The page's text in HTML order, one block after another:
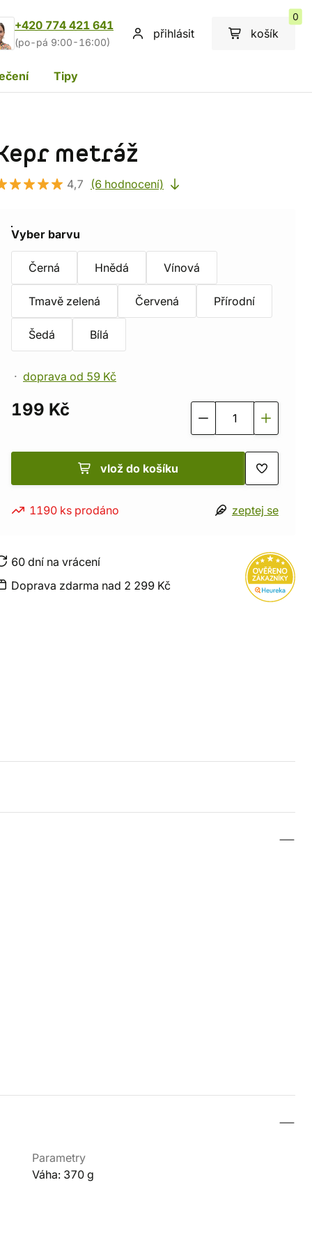
+420 774 421 641
(po-pá 9:00-16:00)
přihlásit košík
0
Tipy
metráž
4,7 (6 hodnocení)
Vyber barvu
Černá Hnědá Vínová
Tmavě zelená Červená Přírodní
Šedá Bílá
doprava od 59 Kč
199 Kč
vlož do košíku
1190 ks prodáno zeptej se
60 dní na vrácení
Doprava zdarma nad 2 299 Kč
Parametry
Váha: 370 g